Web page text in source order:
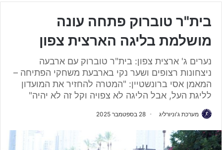
בית"ר טוברוק פתחה עונה
מושלמת בליגה הארצית צפון
נערים ג' ארצית צפון: בית"ר טוברוק עם ארבעה
ניצחונות רצופים ושער נקי בארבעת משחקי הפתיחה –
המאמן אסי ברונשטיין: "המטרה להחזיר את המועדון
לליגת העל, אבל הליגה לא צפויה וקל זה לא יהיה"
מערכת ג'וניורליג 28 בספטמבר 2025